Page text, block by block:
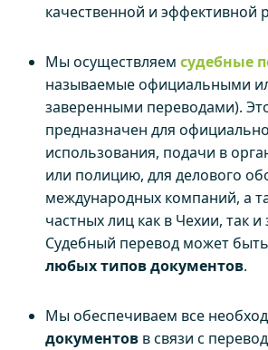
качественной и эффективной
Мы осуществляем судебные
называемые официальными
заверенными переводами).
предназначен для
использования, подачи в
или полицию, для делового
международных компаний, а
частных лиц как в Чехии, так
Судебный перевод может
любых типов документов.
Мы обеспечиваем все
документов в связи с